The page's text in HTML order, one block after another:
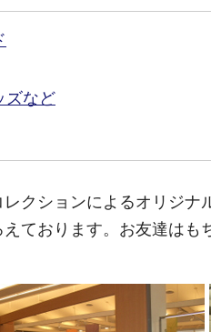
ズなど
クションによるオリジナ
ております。お友達は